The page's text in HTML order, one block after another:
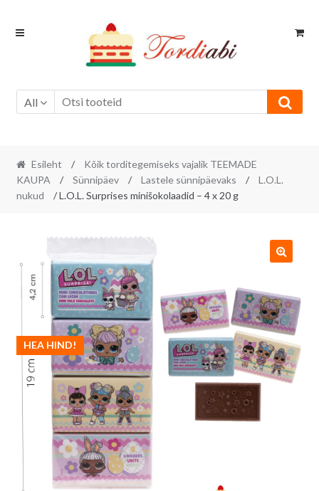
Skip
Skip
All
Esileht /
Kõik torditegemiseks vajalik TEEMADE
KAUPA
/ Sünnipäev / Lastele sünnipäevaks /
L.O.L.
nukud
/ L.O.L. Surprises minišokolaadid – 4 x 20 g
HEA HIND!